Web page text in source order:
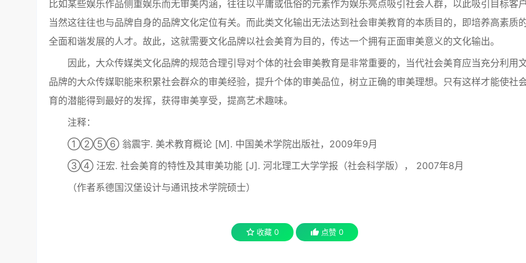
比如某些娱乐作品侧重娱乐而无审美内涵，往往以平庸或低俗的元素作为娱乐亮点吸引社会人群，以此吸引目标客户
当然这往往也与品牌自身的品牌文化定位有关。而此类文化输出无法达到社会审美教育的本质目的，即培养高素质的
全面和谐发展的人才。故此，这就需要文化品牌以社会美育为目的，传达一个拥有正面审美意义的文化输出。
因此，大众传媒类文化品牌的规范合理引导对个体的社会审美教育是非常重要的，当代社会美育应当充分利用
品牌的大众传媒职能来积累社会群众的审美经验，提升个体的审美品位，树立正确的审美理想。只有这样才能使社
育的潜能得到最好的发挥，获得审美享受，提高艺术趣味。
注释：
①②⑤⑥ 翁震宇. 美术教育概论 [M]. 中国美术学院出版社，2009年9月
③④ 汪宏. 社会美育的特性及其审美功能 [J]. 河北理工大学学报（社会科学版）， 2007年8月
（作者系德国汉堡设计与通讯技术学院硕士）
收藏 0 点赞 0